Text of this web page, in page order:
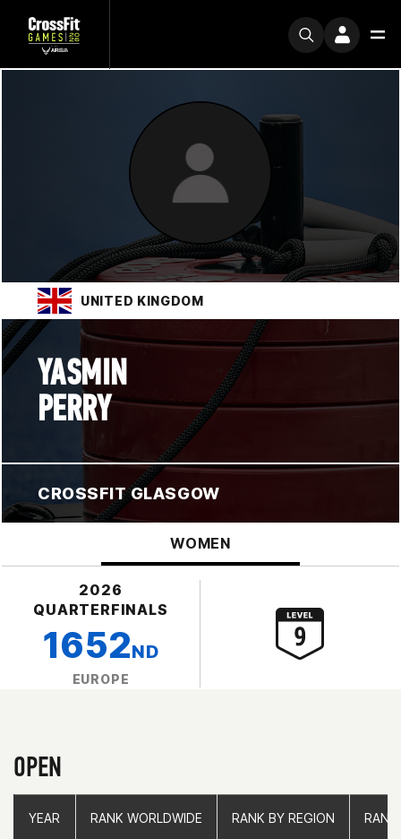
UNITED KINGDOM
YASMIN
PERRY
CROSSFIT GLASGOW
WOMEN
2026
QUARTERFINALS
1652ND
EUROPE
OPEN
YEAR RANK WORLDWIDE RANK BY REGION
YEAR RANK WORLDWIDE RANK BY REGION